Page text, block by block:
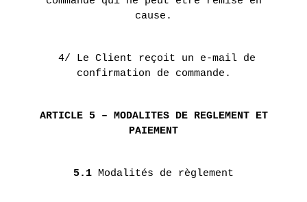
cause.
4/ Le Client reçoit un e-mail de
confirmation de commande.
ARTICLE 5 – MODALITES DE REGLEMENT ET
PAIEMENT
5.1 Modalités de règlement